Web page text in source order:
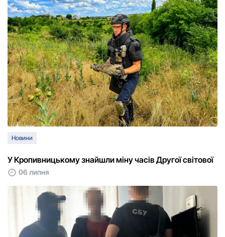
Новини
У Кропивницькому знайшли міну часів Другої світової
06 липня